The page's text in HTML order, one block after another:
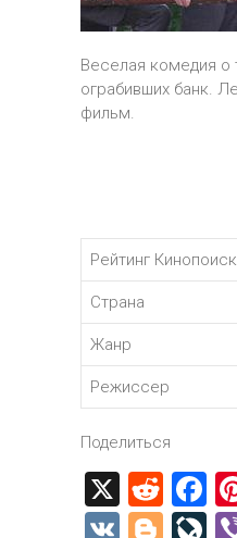
Веселая комедия о
ограбивших банк.
фильм.
Рейтинг
Страна
Жанр
Режиссер
Поделиться
X
R
e
F
a
V
Bl Li